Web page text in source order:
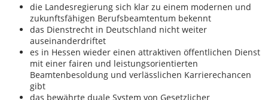
die Landesregierung sich klar zu einem modernen und
zukunftsfähigen Berufsbeamtentum bekennt
das Dienstrecht in Deutschland nicht weiter
auseinanderdriftet
es in Hessen wieder einen attraktiven öffentlichen Dienst
mit einer fairen und leistungsorientierten
Beamtenbesoldung und verlässlichen Karrierechancen
gibt
das bewährte duale System von Gesetzlicher